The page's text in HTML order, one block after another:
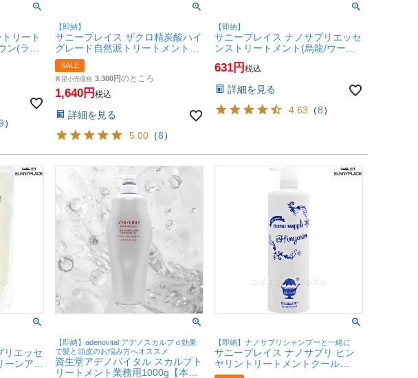
リート
ン(ライ
売店 白
センス
】【宅
）
【即納】
サニープレイス ザクロ精炭酸ハイ
グレード自然派トリートメント詰
替800g【レフィル/詰め替え】
【SBT】
SALE
希望小売価格 3,300 のところ
1,640 税込
詳細を見る
5.00 （8）
【即納】
サニープレイス ナノサプリエッセ
ンストリートメント(烏龍/ウーロ
え】【トリートメント】【SBT】
631 税込
詳細を見る
4.63 （8）
リエッセ
ンアッ
【即納】adenovital アデノスカルプｄ効果
で髪と頭皮のお悩み方へオススメ
資生堂アデノバイタル スカルプト
リートメント業務用1000g【本体/
【即納】ナノサプリシャンプーと一緒に
サニープレイス ナノサプリ ヒン
ヤリントリートメントクール
1000ml【本体/ポンプ】【ヘアト